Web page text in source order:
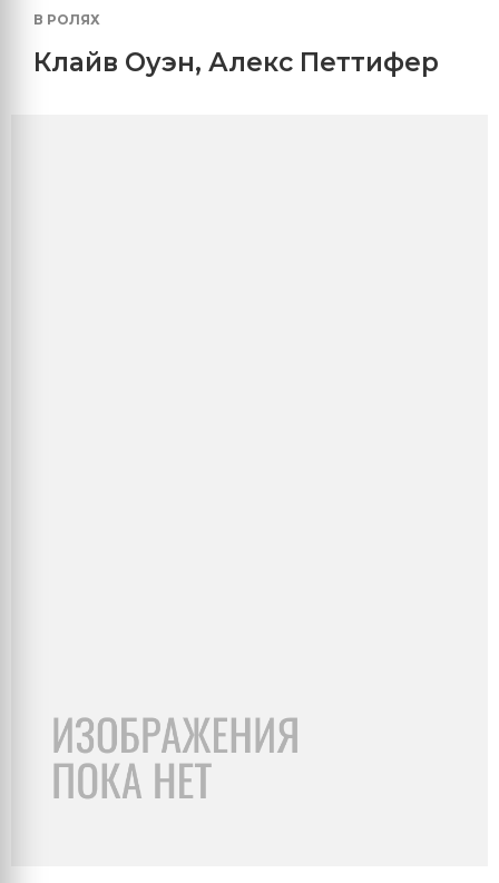
В РОЛЯХ
Клайв Оуэн, Алекс Петтифер